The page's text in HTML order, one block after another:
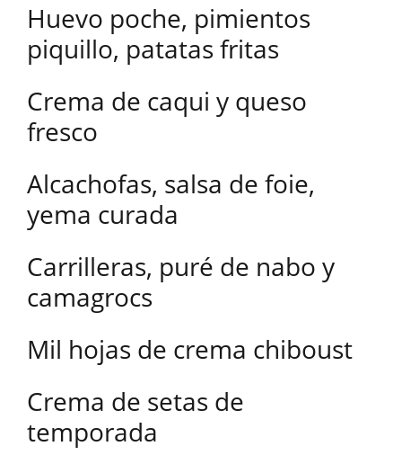
Huevo poche, pimientos
piquillo, patatas fritas
Crema de caqui y queso
fresco
Alcachofas, salsa de foie,
yema curada
Carrilleras, puré de nabo y
camagrocs
Mil hojas de crema chiboust
Crema de setas de
temporada